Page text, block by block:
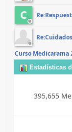
C
Curso Medicarama
Estadísticas
395,655